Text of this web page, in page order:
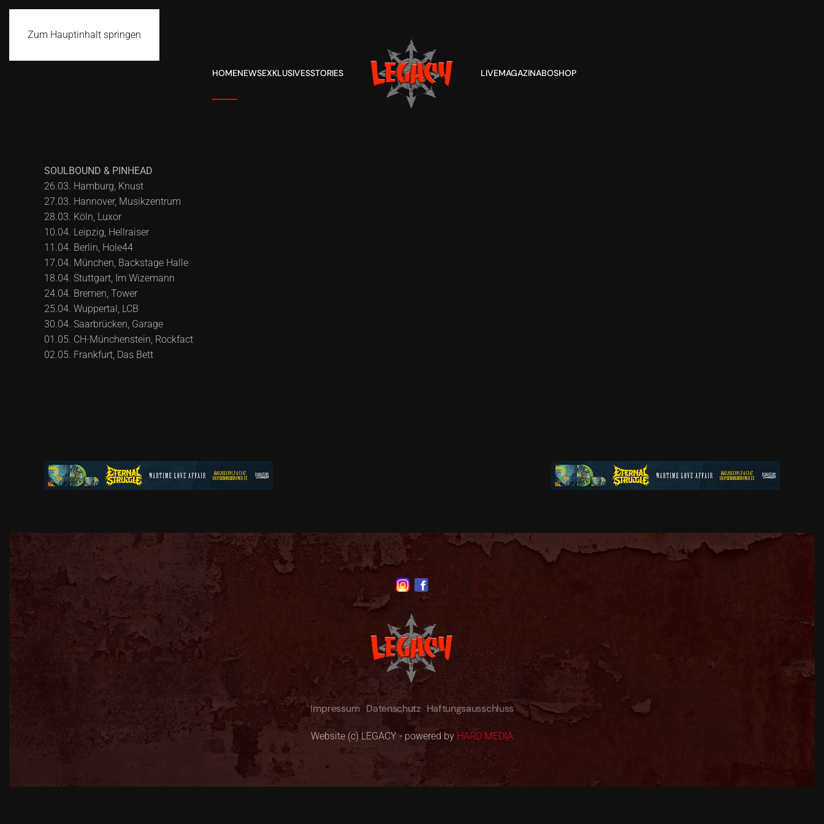
Zum Hauptinhalt springen
HOMENEWSEXKLUSIVESSTORIES LIVEMAGAZINABOSHOP
SOULBOUND & PINHEAD
26.03. Hamburg, Knust
27.03. Hannover, Musikzentrum
28.03. Köln, Luxor
10.04. Leipzig, Hellraiser
11.04. Berlin, Hole44
17.04. München, Backstage Halle
18.04. Stuttgart, Im Wizemann
24.04. Bremen, Tower
25.04. Wuppertal, LCB
30.04. Saarbrücken, Garage
01.05. CH-Münchenstein, Rockfact
02.05. Frankfurt, Das Bett
Impressum Datenschutz Haftungsausschluss
Website (c) LEGACY - powered by HARD MEDIA